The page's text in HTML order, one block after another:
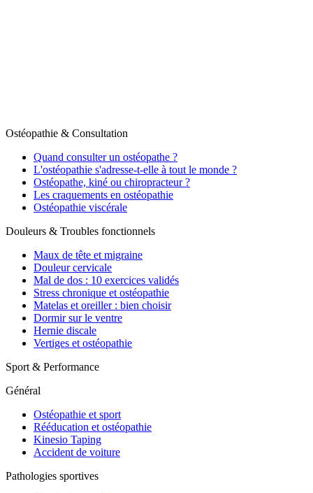
Ostéopathie & Consultation
Quand consulter un ostéopathe ?
L'ostéopathie s'adresse-t-elle à tout le monde ?
Ostéopathe, kiné ou chiropracteur ?
Les craquements en ostéopathie
Ostéopathie viscérale
Douleurs & Troubles fonctionnels
Maux de tête et migraine
Douleur cervicale
Mal de dos : 10 exercices validés
Stress chronique et ostéopathie
Matelas et oreiller : bien choisir
Dormir sur le ventre
Hernie discale
Vertiges et ostéopathie
Sport & Performance
Général
Ostéopathie et sport
Rééducation et ostéopathie
Kinesio Taping
Accident de voiture
Pathologies sportives